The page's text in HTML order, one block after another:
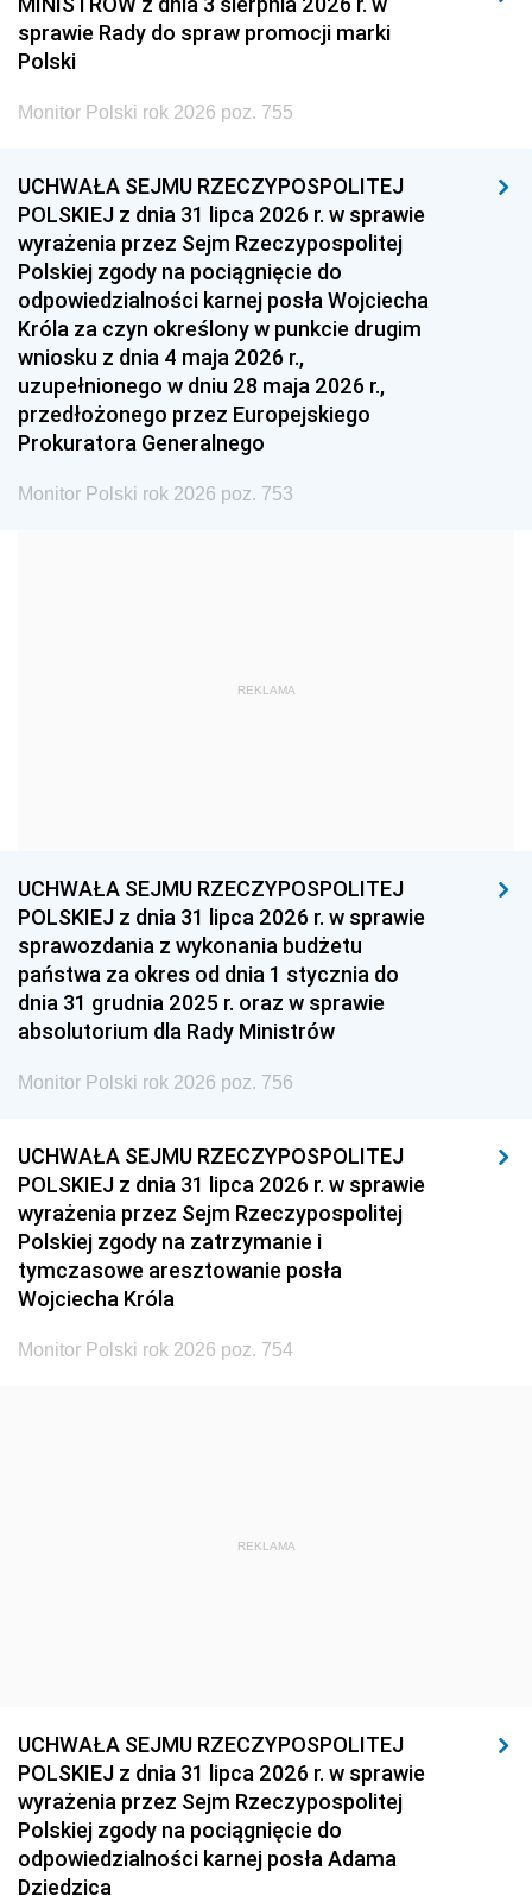
2008 2007 2006
2005
1996 1995 1994
1993 1992 1991
1990 1989
1987 1986 1985
1984 1983
1981 1980 1979
1978 1977
1975 1974
1959
1939 1938 1937
1936 1930
sprawie Rady do spraw promocji marki
Polski
Monitor Polski rok 2026 poz. 755
UCHWAŁA SEJMU RZECZYPOSPOLITEJ
POLSKIEJ z dnia 31 lipca 2026 r. w sprawie
wyrażenia przez Sejm Rzeczypospolitej
Polskiej zgody na pociągnięcie do
odpowiedzialności karnej posła Wojciecha
Króla za czyn określony w punkcie drugim
wniosku z dnia 4 maja 2026 r.,
uzupełnionego w dniu 28 maja 2026 r.,
przedłożonego przez Europejskiego
Prokuratora Generalnego
Monitor Polski rok 2026 poz. 753
REKLAMA
UCHWAŁA SEJMU RZECZYPOSPOLITEJ
POLSKIEJ z dnia 31 lipca 2026 r. w sprawie
sprawozdania z wykonania budżetu
państwa za okres od dnia 1 stycznia do
dnia 31 grudnia 2025 r. oraz w sprawie
absolutorium dla Rady Ministrów
Monitor Polski rok 2026 poz. 756
UCHWAŁA SEJMU RZECZYPOSPOLITEJ
POLSKIEJ z dnia 31 lipca 2026 r. w sprawie
wyrażenia przez Sejm Rzeczypospolitej
Polskiej zgody na zatrzymanie i
tymczasowe aresztowanie posła
Wojciecha Króla
Monitor Polski rok 2026 poz. 754
REKLAMA
UCHWAŁA SEJMU RZECZYPOSPOLITEJ
POLSKIEJ z dnia 31 lipca 2026 r. w sprawie
wyrażenia przez Sejm Rzeczypospolitej
Polskiej zgody na pociągnięcie do
odpowiedzialności karnej posła Adama
Dziedzica